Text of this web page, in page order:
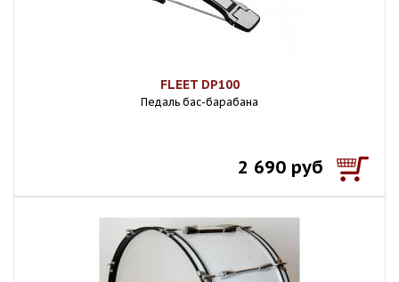
FLEET DP100
Педаль бас-барабана
2 690 руб